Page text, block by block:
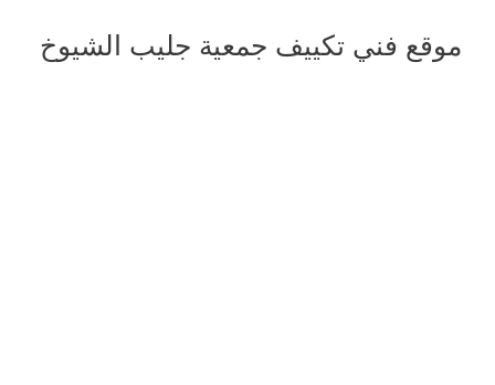
موقع فني تكييف جمعية جليب الشيوخ